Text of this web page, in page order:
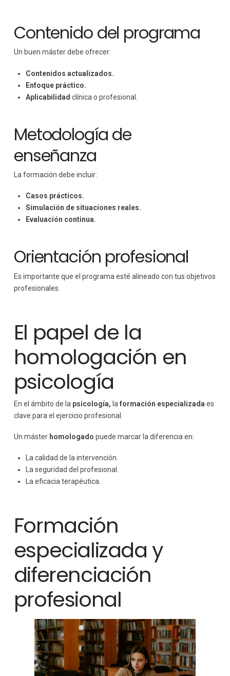
Contenido del programa
Un buen máster debe ofrecer:
Contenidos actualizados.
Enfoque práctico.
Aplicabilidadclínica o profesional.
Metodología de
enseñanza
La formación debe incluir:
Casos prácticos.
Simulación de situaciones reales.
Evaluación continua.
Orientación profesional
Es importante que el programa esté alineado con tus objetivos
profesionales.
El papel de la
homologación en
psicología
En el ámbito de la psicología, la formación especializada es
clave para el ejercicio profesional.
Un máster homologado puede marcar la diferencia en:
La calidad de la intervención.
La seguridad del profesional.
La eficacia terapéutica.
Formación
especializada y
diferenciación
profesional